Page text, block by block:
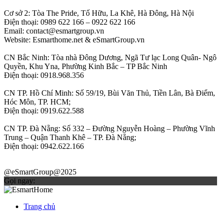
Cơ sở 2: Tòa The Pride, Tố Hữu, La Khê, Hà Đông, Hà Nội
Điện thoại: 0989 622 166 – 0922 622 166
Email: contact@esmartgroup.vn
Website: Esmarthome.net & eSmartGroup.vn
CN Bắc Ninh: Tòa nhà Đông Dương, Ngã Tư lạc Long Quân- Ngô
Quyền, Khu Yna, Phường Kinh Bắc – TP Bắc Ninh
Điện thoại: 0918.968.356
CN TP. Hồ Chí Minh: Số 59/19, Bùi Văn Thủ, Tiền Lân, Bà Điểm,
Hóc Môn, TP. HCM;
Điện thoại: 0919.622.588
CN TP. Đà Nẵng: Số 332 – Đường Nguyễn Hoàng – Phường Vĩnh
Trung – Quận Thanh Khê – TP. Đà Nẵng;
Điện thoại: 0942.622.166
@eSmartGroup@2025
Gọi ngay:
Trang chủ